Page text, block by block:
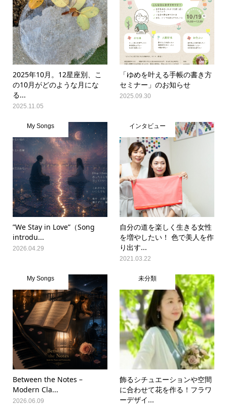
2025年10月。12星座別、こ
の10月がどのような月にな
る...
2025.11.05
「ゆめを叶える手帳の書き方
セミナー」のお知らせ
2025.09.30
My Songs
”We Stay in Love”（Song
introdu...
2026.04.29
インタビュー
自分の道を楽しく生きる女性
を増やしたい！ 色で美人を作
り出す...
2021.03.22
My Songs
Between the Notes –
Modern Cla...
2026.06.09
未分類
飾るシチュエーションや空間
に合わせて花を作る！フラワ
ーデザイ...